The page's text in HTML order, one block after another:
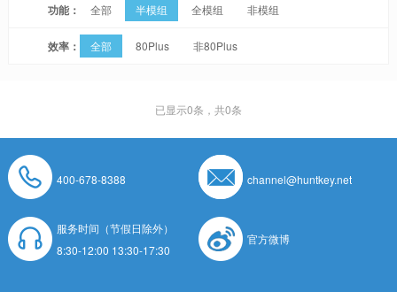
功能： 全部 半模组 全模组 非模组
效率： 全部 80Plus 非80Plus
已显示0条，共0条
400-678-8388 channel@huntkey.net
服务时间（节假日除外）
8:30-12:00 13:30-17:30
官方微博